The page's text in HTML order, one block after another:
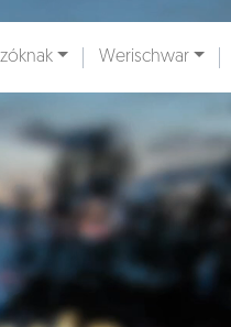
Werischwar
[